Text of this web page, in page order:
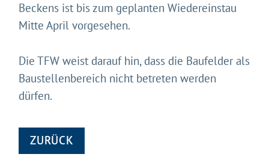
Beckens ist bis zum geplanten Wiedereinstau
Mitte April vorgesehen.
Die TFW weist darauf hin, dass die Baufelder als
Baustellenbereich nicht betreten werden
dürfen.
ZURÜCK